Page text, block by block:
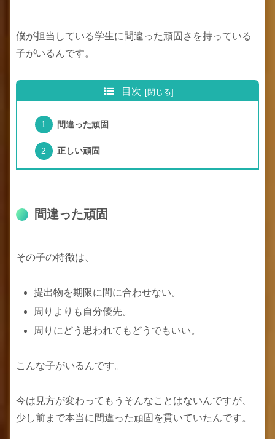
僕が担当している学生に間違った頑固さを持っている
子がいるんです。
目次
間違った頑固
正しい頑固
間違った頑固
その子の特徴は、
提出物を期限に間に合わせない。
周りよりも自分優先。
周りにどう思われてもどうでもいい。
こんな子がいるんです。
今は見方が変わってもうそんなことはないんですが、
少し前まで本当に間違った頑固を貫いていたんです。